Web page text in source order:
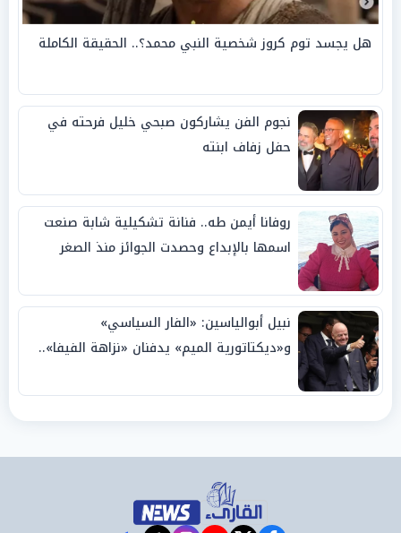
هل يجسد توم كروز شخصية النبي محمد؟.. الحقيقة الكاملة
نجوم الفن يشاركون صبحي خليل فرحته في
حفل زفاف ابنته
روفانا أيمن طه.. فنانة تشكيلية شابة صنعت
اسمها بالإبداع وحصدت الجوائز منذ الصغر
نبيل أبوالياسين: «الفار السياسي»
و«ديكتاتورية الميم» يدفنان «نزاهة الفيفا»..